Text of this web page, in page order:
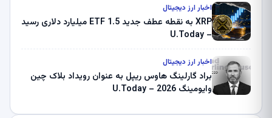
اخبار ارز دیجیتال
XRP به نقطه عطف جدید ETF 1.5 میلیارد دلاری رسید
– U.Today
اخبار ارز دیجیتال
براد گارلینگ هاوس ریپل به عنوان رویداد بلاک چین
وایومینگ 2026 – U.Today